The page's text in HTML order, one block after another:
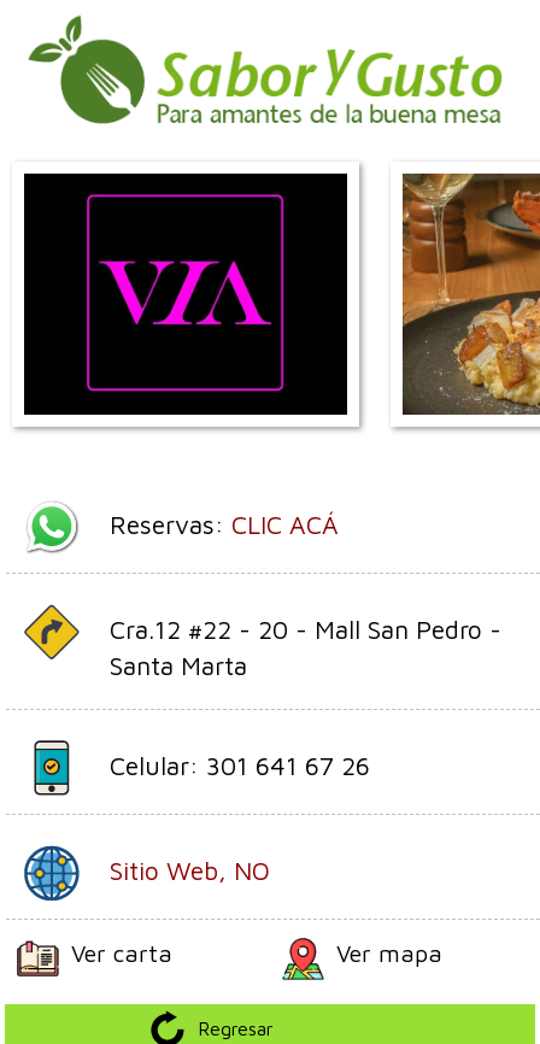
Reservas: CLIC ACÁ
Cra.12 #22 - 20 - Mall San Pedro -
Santa Marta
Celular: 301 641 67 26
Sitio Web, NO
Ver carta Ver mapa
Regresar